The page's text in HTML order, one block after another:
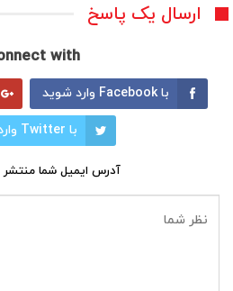
ارسال یک پاسخ
with:
با Facebook وارد شوید
با Twitter وارد شوید
آدرس ایمیل شما منتشر